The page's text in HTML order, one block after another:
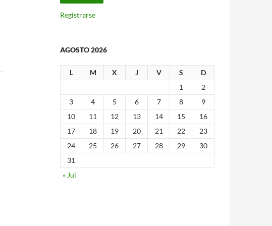
Registrarse
AGOSTO 2026
L M X J V S
D
1
2
3
4 5 6 7 8
9
10
11 12 13 14 15
16
17
18 19 20 21 22
23
24
25 26 27 28 29
30
31
« Jul